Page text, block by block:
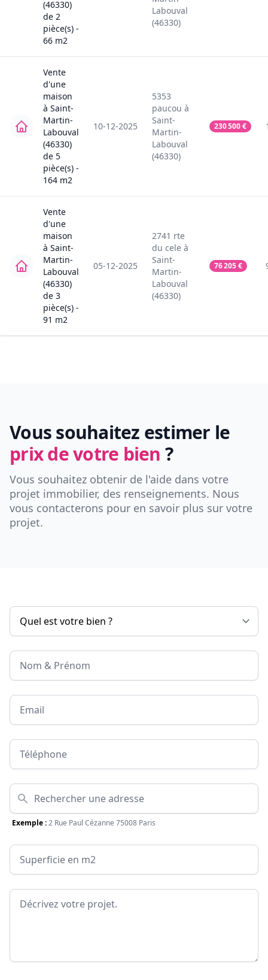
(46330)
de 2
pièce(s) -
66 m2
Labouval
(46330)
Vente
d'une
maison
à Saint-
Martin-
Labouval
(46330)
de 5
pièce(s) -
164 m2
10-12-2025
5353
paucou à
Saint-
Martin-
Labouval
(46330)
230 500€
Vente
d'une
maison
à Saint-
Martin-
Labouval
(46330)
de 3
pièce(s) -
91 m2
05-12-2025
2741 rte
du cele à
Saint-
Martin-
Labouval
(46330)
76 205€
Vous souhaitez estimer le
prix de votre bien ?
Vous souhaitez obtenir de l'aide dans votre
projet immobilier, des renseignements. Nous
vous contacterons pour en savoir plus sur votre
projet.
Nom & Prénom
Email
Téléphone
Adresse
Exemple :2 Rue Paul Cézanne 75008 Paris
Surface
Message